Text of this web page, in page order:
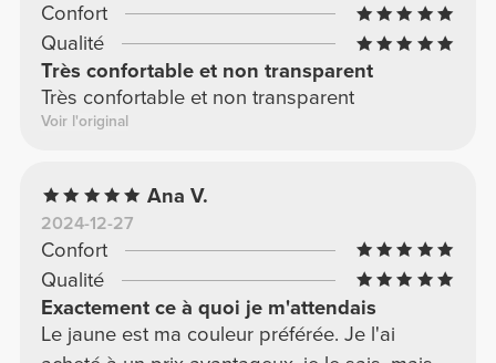
Confort
Qualité
Très confortable et non transparent
Très confortable et non transparent
Voir l'original
Ana V.
2024-12-27
Confort
Qualité
Exactement ce à quoi je m'attendais
Le jaune est ma couleur préférée. Je l'ai